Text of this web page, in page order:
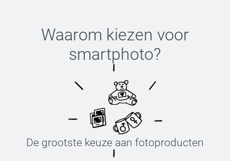
Waarom kiezen voor
smartphoto?
De grootste keuze aan fotoproducten